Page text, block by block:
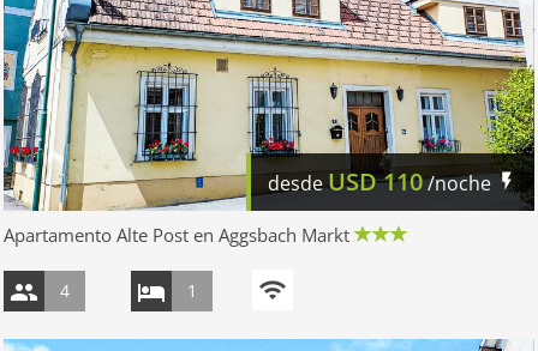
desdeUSD110/noche
Apartamento Alte Post en Aggsbach Markt
4 1